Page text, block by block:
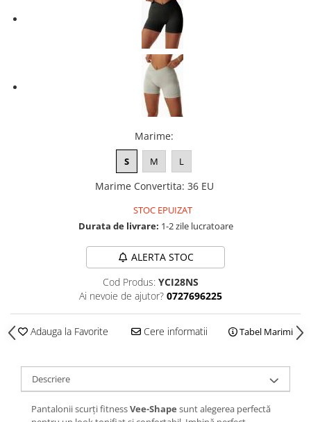
Marime:
S M L
Marime Convertita: 36 EU
STOC EPUIZAT
Durata de livrare: 1-2 zile lucratoare
ALERTA STOC
Cod Produs: YCI28NS
Ai nevoie de ajutor? 0727696225
Adauga la Favorite Cere informatii Tabel Marimi
Descriere
Pantalonii scurți fitnessVee-Shape sunt alegerea perfectă